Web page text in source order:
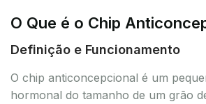
O Que é o Chip
Definição e Funcionamento
O chip anticoncepcional é um
hormonal do tamanho de um grão